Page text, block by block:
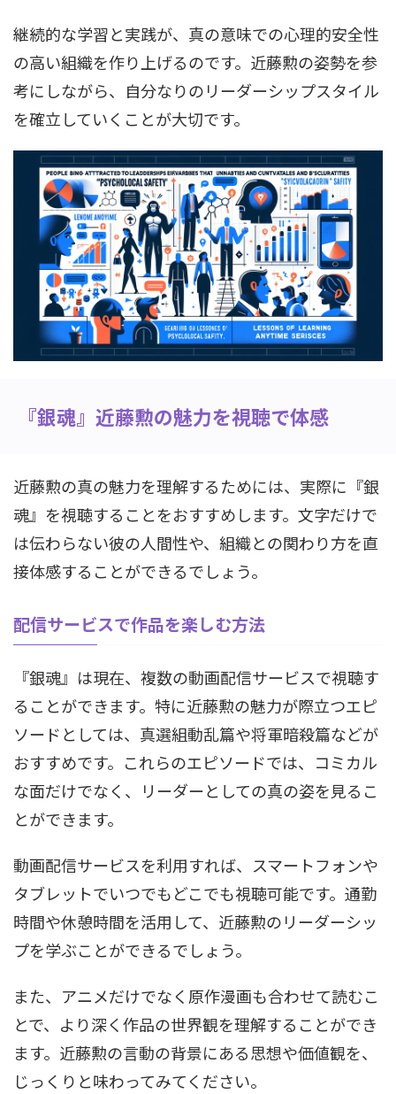
継続的な学習と実践が、真の意味での心理的安全性
の高い組織を作り上げるのです。近藤勲の姿勢を参
考にしながら、自分なりのリーダーシップスタイル
を確立していくことが大切です。
『銀魂』近藤勲の魅力を視聴で体感
近藤勲の真の魅力を理解するためには、実際に『銀
魂』を視聴することをおすすめします。文字だけで
は伝わらない彼の人間性や、組織との関わり方を直
接体感することができるでしょう。
配信サービスで作品を楽しむ方法
『銀魂』は現在、複数の動画配信サービスで視聴す
ることができます。特に近藤勲の魅力が際立つエピ
ソードとしては、真選組動乱篇や将軍暗殺篇などが
おすすめです。これらのエピソードでは、コミカル
な面だけでなく、リーダーとしての真の姿を見るこ
とができます。
動画配信サービスを利用すれば、スマートフォンや
タブレットでいつでもどこでも視聴可能です。通勤
時間や休憩時間を活用して、近藤勲のリーダーシッ
プを学ぶことができるでしょう。
また、アニメだけでなく原作漫画も合わせて読むこ
とで、より深く作品の世界観を理解することができ
ます。近藤勲の言動の背景にある思想や価値観を、
じっくりと味わってみてください。